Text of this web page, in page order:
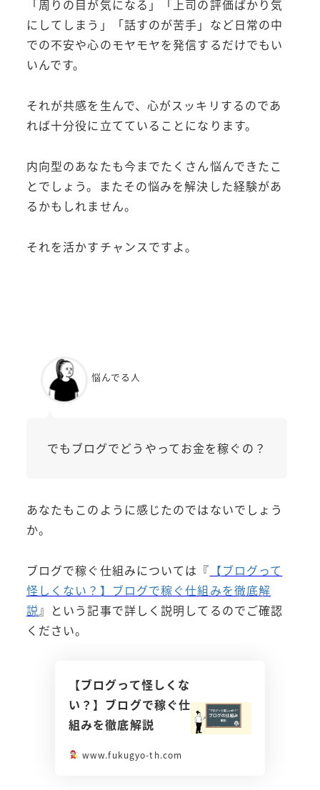
「周りの目が気になる」「上司の評価ばかり気
にしてしまう」「話すのが苦手」など日常の中
での不安や心のモヤモヤを発信するだけでもい
いんです。
それが共感を生んで、心がスッキリするのであ
れば十分役に立てていることになります。
内向型のあなたも今までたくさん悩んできたこ
とでしょう。またその悩みを解決した経験があ
るかもしれません。
それを活かすチャンスですよ。
悩んでる人
でもブログでどうやってお金を稼ぐの？
あなたもこのように感じたのではないでしょう
か。
ブログで稼ぐ仕組みについては『 【ブログって
怪しくない？】ブログで稼ぐ仕組みを徹底解
説』という記事で詳しく説明してるのでご確認
ください。
【ブログって怪しくな
い？】ブログで稼ぐ仕
組みを徹底解説
www.fukugyo-th.com